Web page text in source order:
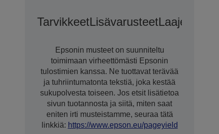
TarvikkeetLisävarusteet
Epsonin musteet on suunniteltu
toimimaan virheettömästi Epsonin
tulostimien kanssa. Ne tuottavat terävää
ja tuhriintumatonta tekstiä, joka kestää
sukupolvesta toiseen. Jos etsit lisätietoa
sivun tuotannosta ja siitä, miten saat
eniten irti musteistamme, seuraa tätä
linkkiä: https://www.epson.eu/pageyield